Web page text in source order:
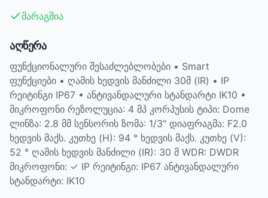
მარაგშია
აღწერა
ფუნქციონალური შესაძლებლობები • Smart
ფუნქციები • ღამის ხედვის მანძილი 30მ (IR) • IP
რეიტინგი IP67 • ანტივანდალური სტანდარტი IK10 •
მიკროფონი რეზოლუცია: 4 მპ კორპუსის ტიპი: Dome
ლინზა: 2.8 მმ სენსორის ზომა: 1/3" დიაფრაგმა: F2.0
ხედვის მაქს. კუთხე (H): 94 ° ხედვის მაქს. კუთხე (V):
52 ° ღამის ხედვის მანძილი (IR): 30 მ WDR: DWDR
მიკროფონი: ✓ IP რეიტინგი: IP67 ანტივანდალური
სტანდარტი: IK10